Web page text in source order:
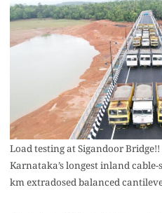
Load testing at Sigandoor Bridge!!
Karnataka’s longest inland
km extradosed balanced